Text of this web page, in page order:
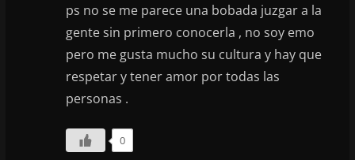
ps no se me parece una bobada juzgar a la
gente sin primero conocerla , no soy emo
pero me gusta mucho su cultura y hay que
respetar y tener amor por todas las
personas .
0